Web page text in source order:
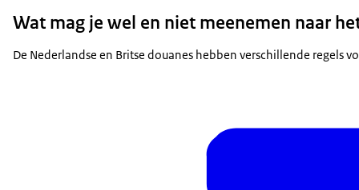
Wat mag je wel en niet meenemen naar
De Nederlandse en Britse douanes hebben verschillende regels